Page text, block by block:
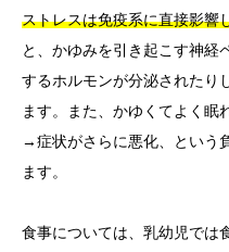
ストレスは免疫系に直接影響
と、かゆみを引き起こす神経
するホルモンが分泌されたり
ます。また、かゆくてよく
→症状がさらに悪化、という
ます。
食事については、乳幼児では